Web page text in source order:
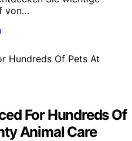
von…
For Hundreds Of
Animal Care